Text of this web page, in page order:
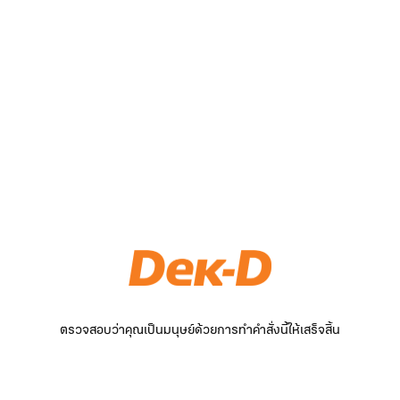
ตรวจสอบว่าคุณเป็นมนุษย์ด้วยการทำคำสั่งนี้ให้เสร็จสิ้น